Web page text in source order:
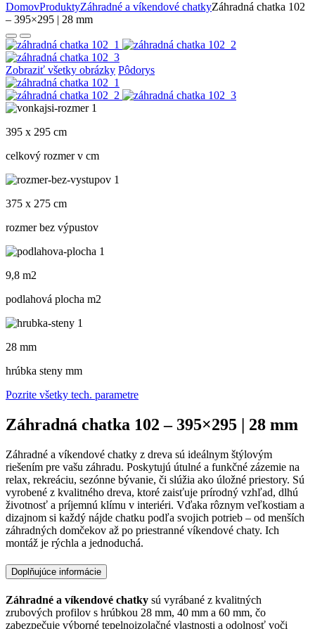
DomovProduktyZáhradné a víkendové chatkyZáhradná chatka 102
– 395×295 | 28 mm
Zobraziť všetky obrázky Pôdorys
395 x 295 cm
celkový rozmer v cm
375 x 275 cm
rozmer bez výpustov
9,8 m2
podlahová plocha m2
28 mm
hrúbka steny mm
Pozrite všetky tech. parametre
Záhradná chatka 102 – 395×295 | 28 mm
Záhradné a víkendové chatky z dreva sú ideálnym štýlovým
riešením pre vašu záhradu. Poskytujú útulné a funkčné zázemie na
relax, rekreáciu, sezónne bývanie, či slúžia ako úložné priestory. Sú
vyrobené z kvalitného dreva, ktoré zaisťuje prírodný vzhľad, dlhú
životnosť a príjemnú klímu v interiéri. Vďaka rôznym veľkostiam a
dizajnom si každý nájde chatku podľa svojich potrieb – od menších
záhradných domčekov až po priestranné víkendové chaty. Ich
montáž je rýchla a jednoduchá.
Doplňujúce informácie
Záhradné a víkendové chatky sú vyrábané z kvalitných
zrubových profilov s hrúbkou 28 mm, 40 mm a 60 mm, čo
zabezpečuje výborné tepelnoizolačné vlastnosti a odolnosť voči